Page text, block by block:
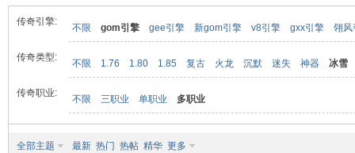
传奇引擎:
不限 gom引擎 gee引擎 新gom引擎 v8引擎 gxx引擎 翎风
传奇类型:
不限 1.76 1.80 1.85 复古 火龙 沉默 迷失 神器 冰雪
传奇职业:
不限 三职业 单职业 多职业
全部主题 最新 热门 热帖 精华 更多